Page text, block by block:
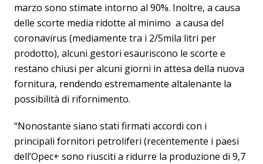
marzo sono stimate intorno al 90%. Inoltre, a causa
delle scorte media ridotte al minimo a causa del
coronavirus (mediamente tra i 2/5mila litri per
prodotto), alcuni gestori esauriscono le scorte e
restano chiusi per alcuni giorni in attesa della nuova
fornitura, rendendo estremamente altalenante la
possibilità di rifornimento.
“Nonostante siano stati firmati accordi con i
principali fornitori petroliferi (recentemente i paesi
dell’Opec+ sono riusciti a ridurre la produzione di 9,7